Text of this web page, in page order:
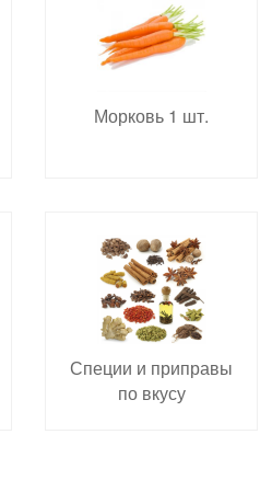
Морковь 1 шт.
Специи и приправы
по вкусу